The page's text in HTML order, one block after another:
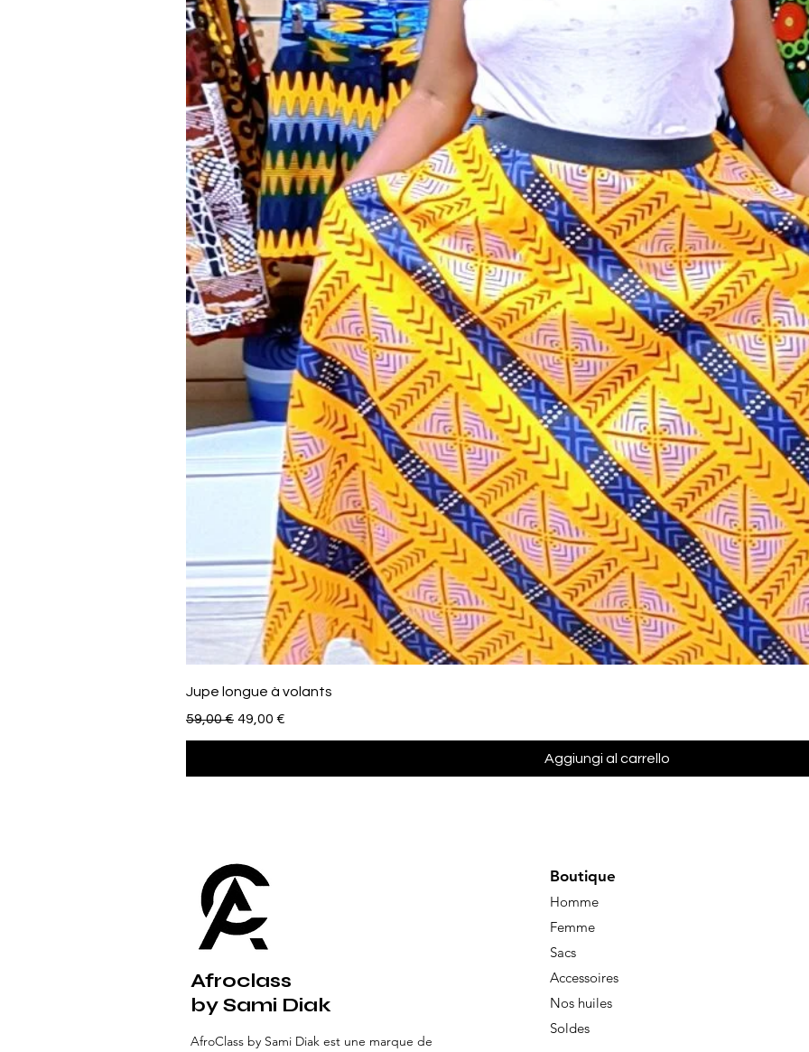
Jupe longue à volants
Prezzo regolare
59,00 € Prezzo scontato
49,00 €
Aggiungi al carrello
Afroclass
by Sami Diak
AfroClass by Sami Diak est une marque de
Boutique
Homme
Femme
Sacs
Accessoires
Nos huiles
Soldes